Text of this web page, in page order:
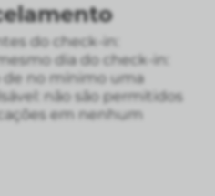
do check-in:
dia do check-in:
de no mínimo uma
não são permitidos
em nenhum